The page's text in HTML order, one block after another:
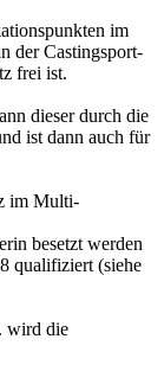
im
der Castingsport-
frei ist.
dieser durch die
ist dann auch für
im Multi-
besetzt werden
qualifiziert (siehe
wird die